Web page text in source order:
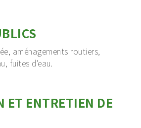
aménagements routiers,
fuites d'eau.
ET ENTRETIEN DE